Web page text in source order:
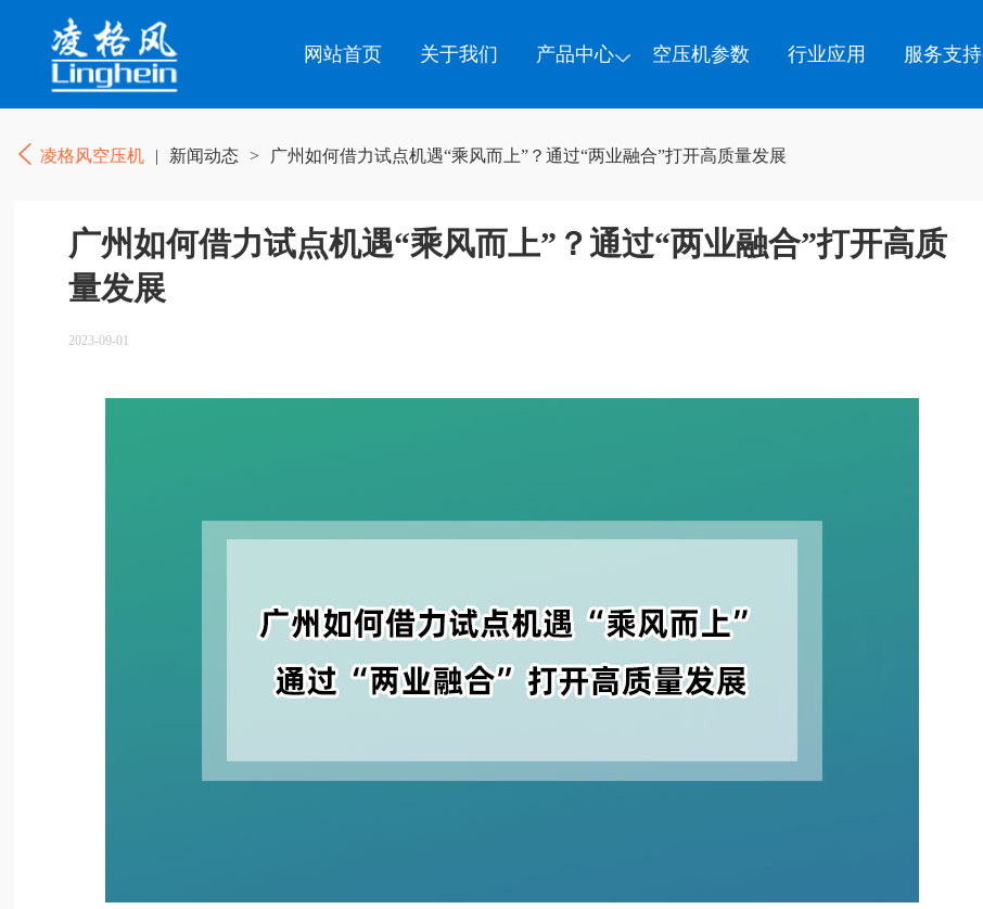
网站首页 关于我们 产品中心 空压机参数 行业应用 服务支持
凌格风空压机 | 新闻动态 > 广州如何借力试点机遇“乘风而上”？通过“两业融合”打开高质量发展
广州如何借力试点机遇“乘风而上”？通过“两业融合”打开高质
量发展
2023-09-01